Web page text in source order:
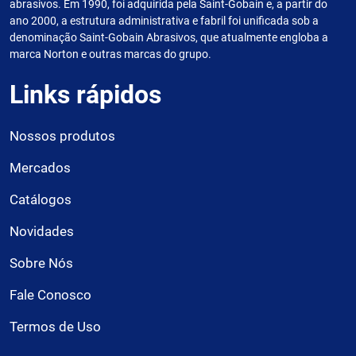
abrasivos. Em 1990, foi adquirida pela Saint-Gobain e, a partir do
ano 2000, a estrutura administrativa e fabril foi unificada sob a
denominação Saint-Gobain Abrasivos, que atualmente engloba a
marca Norton e outras marcas do grupo.
Links rápidos
Nossos produtos
Mercados
Catálogos
Novidades
Sobre Nós
Fale Conosco
Termos de Uso